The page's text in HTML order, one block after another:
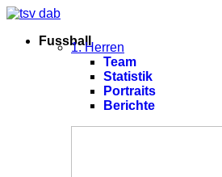
Fussball1. Herren
Team
Statistik
Portraits
Berichte